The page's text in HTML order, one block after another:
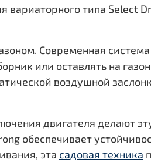
вариаторного типа Select
Современная система
или оставлять на
воздушной
двигателя делают
обеспечивает
эта садовая техника